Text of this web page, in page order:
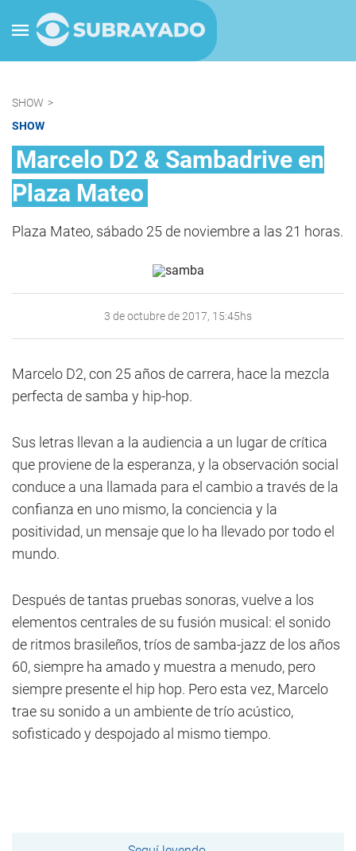
SHOW >
SHOW
Marcelo D2 & Sambadrive en
Plaza Mateo
Plaza Mateo, sábado 25 de noviembre a las 21 horas.
3 de octubre de 2017, 15:45hs
Marcelo D2, con 25 años de carrera, hace la mezcla
perfecta de samba y hip-hop.
Sus letras llevan a la audiencia a un lugar de crítica
que proviene de la esperanza, y la observación social
conduce a una llamada para el cambio a través de la
confianza en uno mismo, la conciencia y la
positividad, un mensaje que lo ha llevado por todo el
mundo.
Después de tantas pruebas sonoras, vuelve a los
elementos centrales de su fusión musical: el sonido
de ritmos brasileños, tríos de samba-jazz de los años
60, siempre ha amado y muestra a menudo, pero
siempre presente el hip hop. Pero esta vez, Marcelo
trae su sonido a un ambiente de trío acústico,
sofisticado y despojado al mismo tiempo.